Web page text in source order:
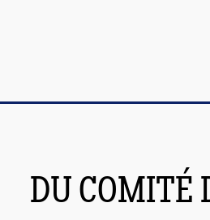
DU COMITÉ